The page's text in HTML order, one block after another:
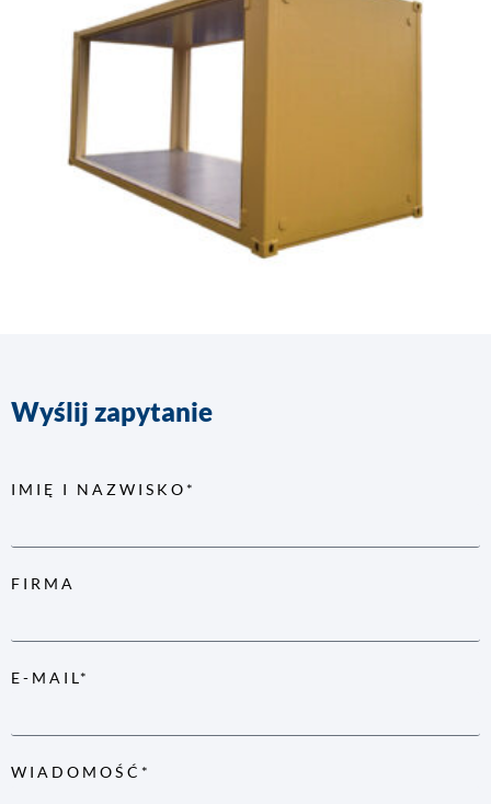
Wyślij zapytanie
IMIĘ I NAZWISKO*
FIRMA
E-MAIL*
WIADOMOŚĆ*